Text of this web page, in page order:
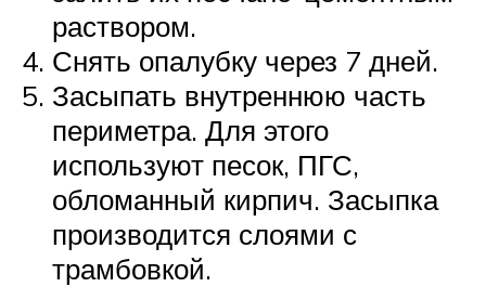
раствором.
Снять опалубку через 7 дней.
Засыпать внутреннюю часть
периметра. Для этого
используют песок, ПГС,
обломанный кирпич. Засыпка
производится слоями с
трамбовкой.